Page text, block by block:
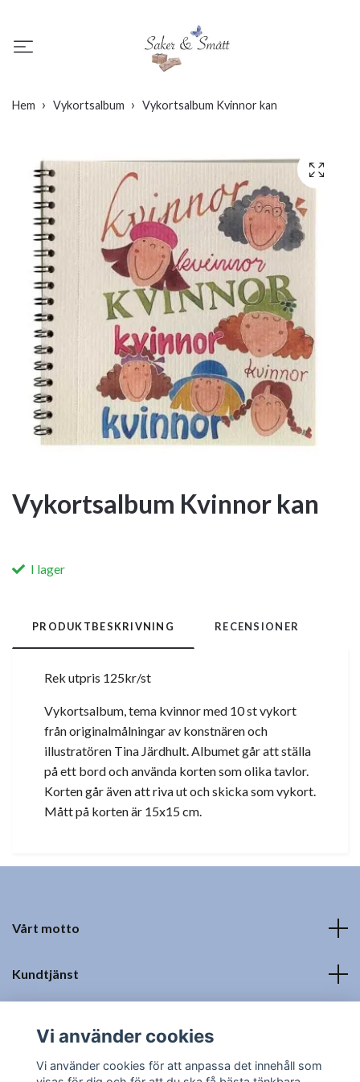
Hem Vykortsalbum Vykortsalbum Kvinnor kan
Vykortsalbum Kvinnor kan
I lager
PRODUKTBESKRIVNING RECENSIONER
Rek utpris 125kr/st
Vykortsalbum, tema kvinnor med 10 st vykort
från originalmålningar av konstnären och
illustratören Tina Järdhult. Albumet går att ställa
på ett bord och använda korten som olika tavlor.
Korten går även att riva ut och skicka som vykort.
Mått på korten är 15x15 cm.
Vårt motto
Kundtjänst
Sociala medier
Vi använder cookies
Vi använder cookies för att anpassa det innehåll som